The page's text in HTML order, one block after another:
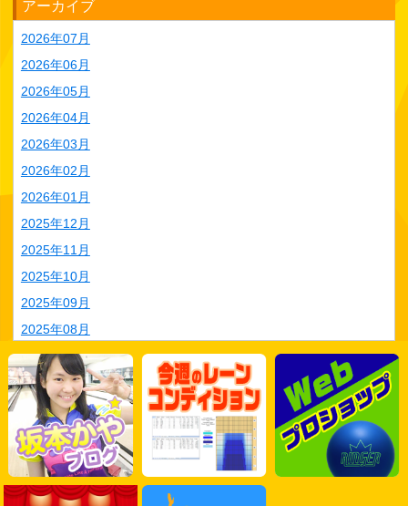
アーカイブ
2026年07月
2026年06月
2026年05月
2026年04月
2026年03月
2026年02月
2026年01月
2025年12月
2025年11月
2025年10月
2025年09月
2025年08月
2025年07月
2025年06月
2025年05月
2025年04月
2025年03月
2025年02月